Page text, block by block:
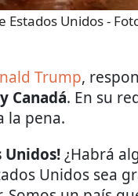
Estados Unidos-
Trump,
Canadá. En su
la pena.
Unidos!¿Habrá
Unidos sea